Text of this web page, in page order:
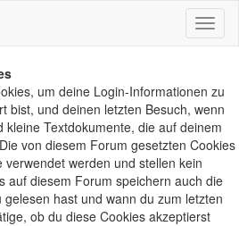
um deine Login-Informationen zu
bist, und deinen letzten Besuch, wenn
kleine Textdokumente, die auf deinem
von diesem Forum gesetzten Cookies
werden und stellen kein
auf diesem Forum speichern auch die
hast und wann du zum letzten
ob du diese Cookies akzeptierst